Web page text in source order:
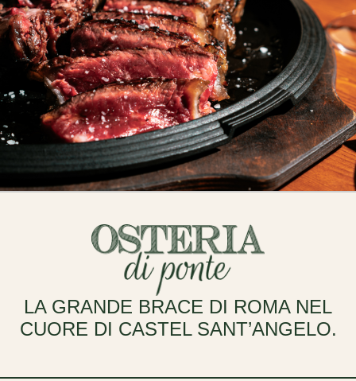
LA GRANDE BRACE DI ROMA NEL
CUORE DI CASTEL SANT’ANGELO.